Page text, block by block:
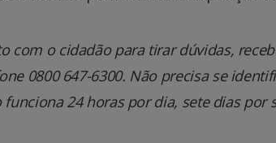
com o cidadão para tirar dúvidas,
0800 647-6300. Não precisa se
24 horas por dia, sete dias por